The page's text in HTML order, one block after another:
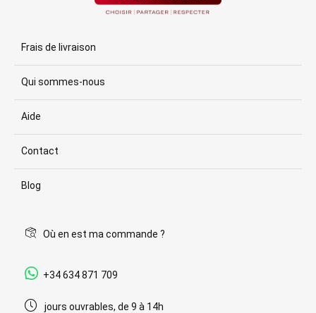
Frais de livraison
Qui sommes-nous
Aide
Contact
Blog
Où en est ma commande ?
+34 634 871 709
jours ouvrables, de 9 à 14h